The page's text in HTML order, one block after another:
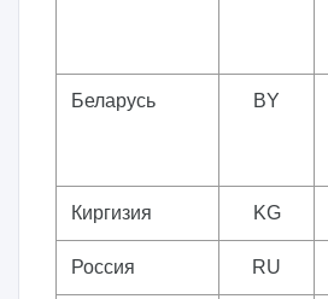
Беларусь BY
Киргизия KG
Россия RU